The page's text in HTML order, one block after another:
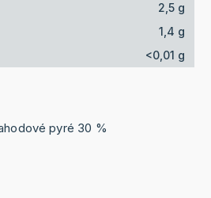
2,5 g
1,4 g
<0,01 g
pyré 30 %